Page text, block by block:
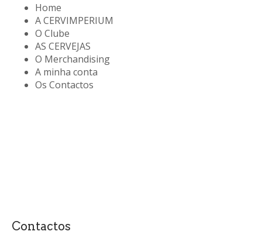
Home
A CERVIMPERIUM
O Clube
AS CERVEJAS
O Merchandising
A minha conta
Os Contactos
Contactos